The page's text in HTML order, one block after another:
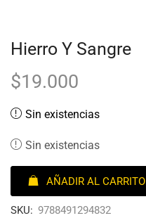
Hierro Y Sangre
$19.000
Sin existencias
Sin existencias
AÑADIR AL CARRITO
SKU: 9788491294832